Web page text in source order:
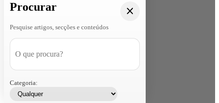
Procurar
Pesquise artigos, secções e conteúdos
Categoria: